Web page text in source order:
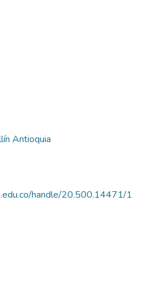
Antioquia
handle/20.500.14471/1